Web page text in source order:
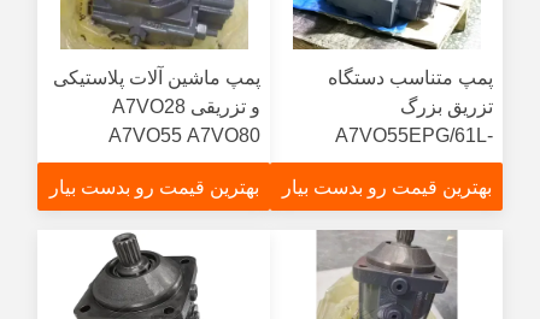
پمپ متناسب دستگاه
تزریق بزرگ
A7VO55EPG/61L-
PPB01 A7VO28
A7VO55 A7VO80
بهترین قیمت رو بدست بیار
پمپ ماشین آلات پلاستیکی
و تزریقی A7VO28
A7VO55 A7VO80
A7VO107 A7VO160
بهترین قیمت رو بدست بیار